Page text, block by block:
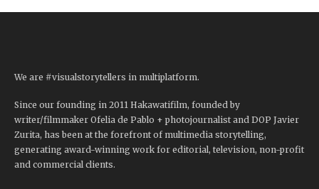
We are #visualstorytellers in multiplatform.
Since our founding in 2011 Hakawatifilm, founded by
writer/filmmaker Ofelia de Pablo + photojournalist and DOP Javier
Zurita, has been at the forefront of multimedia storytelling,
generating award-winning work for editorial, television, non-profit
and commercial clients.